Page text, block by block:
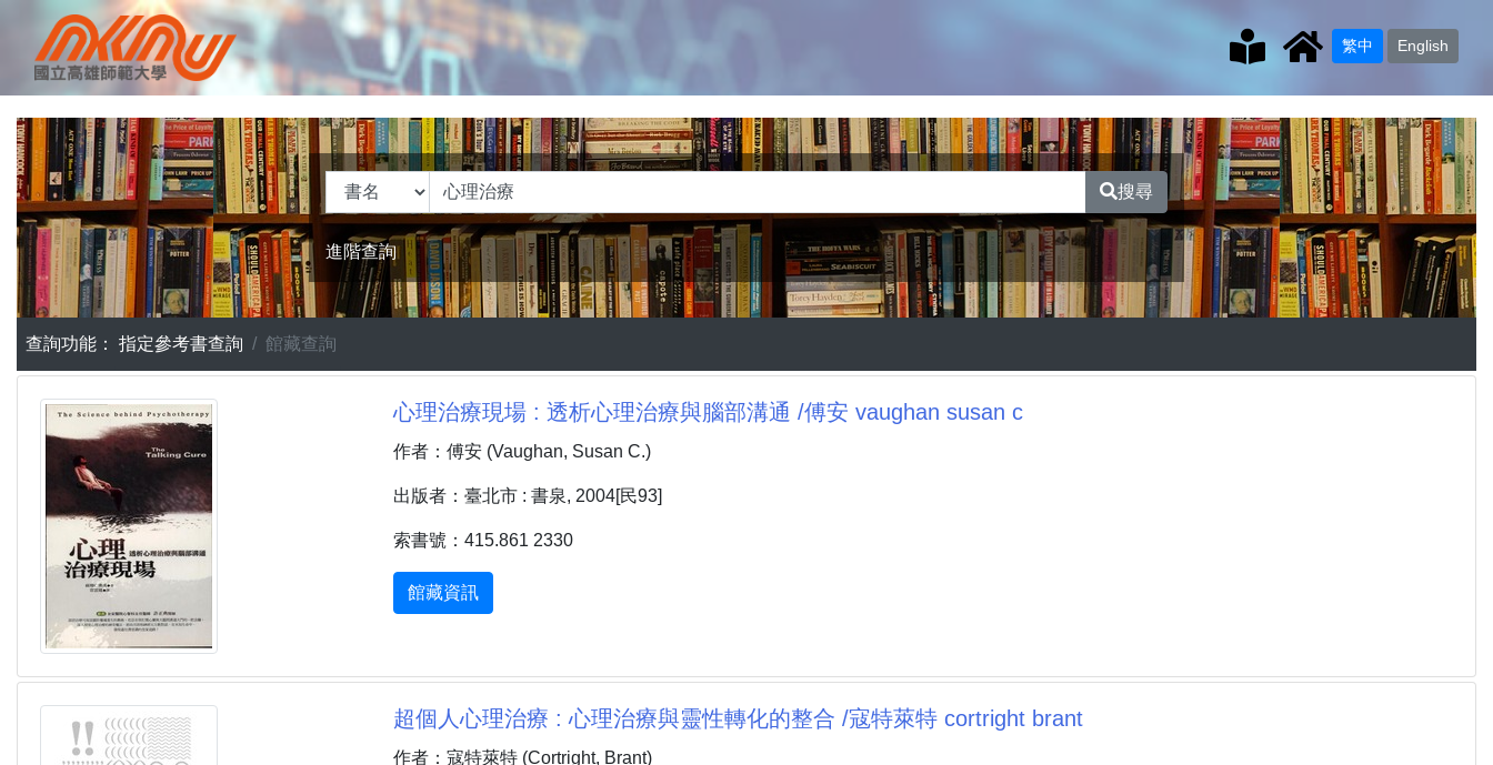
繁中 English
搜尋
進階查詢
查詢功能： 指定參考書查詢 館藏查詢
心理治療現場 : 透析心理治療與腦部溝通 /傅安 vaughan susan c
作者：傅安 (Vaughan, Susan C.)
出版者：臺北市 : 書泉, 2004[民93]
索書號：415.861 2330
館藏資訊
超個人心理治療 : 心理治療與靈性轉化的整合 /寇特萊特 cortright brant
作者：寇特萊特 (Cortright, Brant)